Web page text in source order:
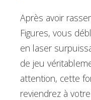
Après avoir
Figures, vous
en laser
de jeu
attention, cette
reviendrez à